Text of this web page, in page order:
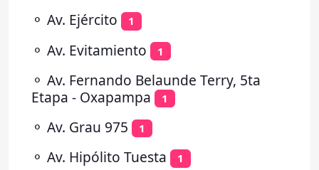
⚬ Av. Ejército 1
⚬ Av. Evitamiento 1
⚬ Av. Fernando Belaunde Terry, 5ta
Etapa - Oxapampa
1
⚬ Av. Grau 975 1
⚬ Av. Hipólito Tuesta 1